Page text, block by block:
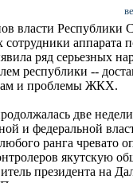
власти Республики
аппарата
ряд серьезных
республики --
и проблемы ЖКХ.
две
и федеральной
ранга чревато
якутскую
президента на